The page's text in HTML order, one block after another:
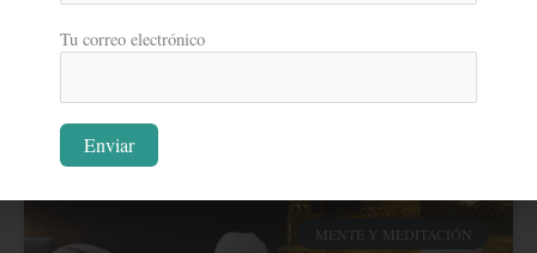
CÓMO EMPEZAR A MEDITAR
VER MÁS
MENTE Y MEDITACIÓN
Tu correo electrónico